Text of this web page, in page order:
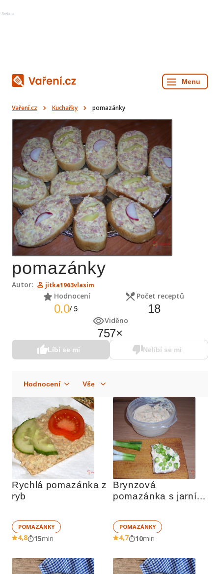
Reklama
Vaření.cz Kuchařky pomazánky
pomazánky
Autor: jitka1963vlasim
Hodnocení
0.0/ 5
Počet receptů
18
Viděno
757×
Líbí se mi Nelíbí se mi
Rychlá pomazánka z
ryb
POMAZÁNKY
4,8 15min
Brynzová
pomazánka s jarní
POMAZÁNKY
4,7 10min